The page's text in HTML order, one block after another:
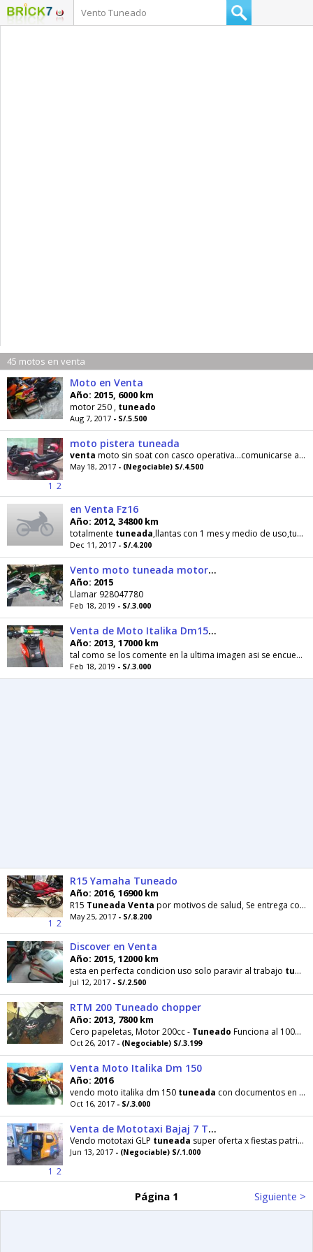
45 motos en venta
Moto en Venta
Año: 2015, 6000 km
motor 250 , tuneado
Aug 7, 2017 - S/.5.500
1 2
moto pistera tuneada
venta moto sin soat con casco operativa...comunicarse al numero 947128190 marco yataco
May 18, 2017 - (Negociable) S/.4.500
en Venta Fz16
Año: 2012, 34800 km
totalmente tuneada,llantas con 1 mes y medio de uso,tubo de escape modificado(tengo el original)
Dec 11, 2017 - S/.4.200
Vento moto tuneada motor 250
Año: 2015
Llamar 928047780
Feb 18, 2019 - S/.3.000
Venta de Moto Italika Dm150 Tuneada
Año: 2013, 17000 km
tal como se los comente en la ultima imagen asi se encuentra mi engreida moto lo vendo x motivos economicos cualquier duda me escriben al whatsapp...
Feb 18, 2019 - S/.3.000
1 2
R15 Yamaha Tuneado
Año: 2016, 16900 km
R15 Tuneada Venta por motivos de salud, Se entrega con el tubo de escape original cual fue usado
May 25, 2017 - S/.8.200
Discover en Venta
Año: 2015, 12000 km
esta en perfecta condicion uso solo paravir al trabajo tuneada
Jul 12, 2017 - S/.2.500
RTM 200 Tuneado chopper
Año: 2013, 7800 km
Cero papeletas, Motor 200cc - Tuneado Funciona al 100%, mecanico y por pedal, recorrido de 7800k
Oct 26, 2017 - (Negociable) S/.3.199
Venta Moto Italika Dm 150
Año: 2016
vendo moto italika dm 150 tuneada con documentos en regla Cualquier cosa llamar al # 956971239
Oct 16, 2017 - S/.3.000
1 2
Venta de Mototaxi Bajaj 7 Tiempos
Vendo mototaxi GLP tuneada super oferta x fiestas patrias aprovechen gente q toy misión
Jun 13, 2017 - (Negociable) S/.1.000
Página 1 Siguiente >